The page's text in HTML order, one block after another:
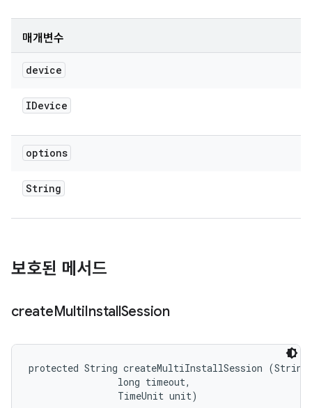
매개변수
device
IDevice
options
String
보호된 메서드
createMultiInstallSession
protected String createMultiInstallSession
                long timeout,
                TimeUnit unit)